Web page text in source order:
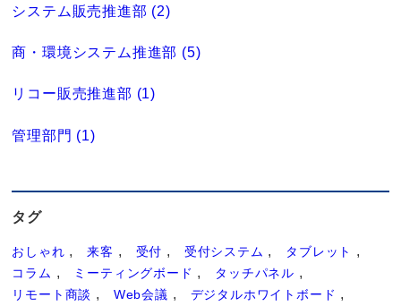
システム販売推進部 (2)
商・環境システム推進部 (5)
リコー販売推進部 (1)
管理部門 (1)
タグ
おしゃれ 来客 受付 受付システム
タブレット
コラム
ミーティングボード
タッチパネル
リモート商談
Web会議
デジタルホワイトボード